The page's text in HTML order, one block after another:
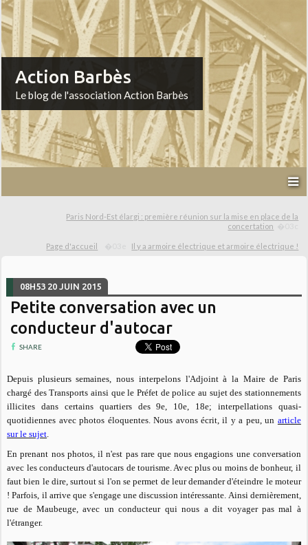
Action Barbès
Le blog de l'association Action Barbès
Paris Nord-Est élargi : première réunion sur la mise en place de la
concertation
Page d'accueil Il y a armoire électrique et armoire électrique !
08H53 20 JUIN 2015
Petite conversation avec un
conducteur d'autocar
SHARE
Depuis plusieurs semaines, nous interpelons l'Adjoint à la Maire de Paris
chargé des Transports ainsi que le Préfet de police au sujet des stationnements
illicites dans certains quartiers des 9e, 10e, 18e; interpellations quasi-
quotidiennes avec photos éloquentes. Nous avons écrit, il y a peu, un article
sur le sujet.
En prenant nos photos, il n'est pas rare que nous engagions une conversation
avec les conducteurs d'autocars de tourisme. Avec plus ou moins de bonheur, il
faut bien le dire, surtout si l'on se permet de leur demander d'éteindre le moteur
! Parfois, il arrive que s'engage une discussion intéressante. Ainsi dernièrement,
rue de Maubeuge, avec un conducteur qui nous a dit voyager pas mal à
l'étranger.